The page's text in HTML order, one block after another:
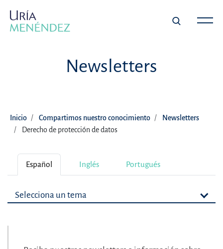
Newsletters
Inicio Compartimos nuestro conocimiento
Newsletters
Derecho de protección de datos
Español Inglés Portugués
Selecciona un tema